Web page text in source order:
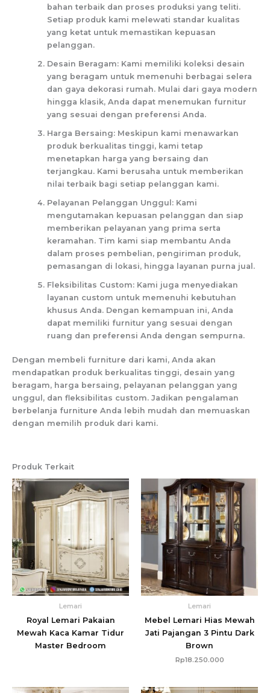
bahan terbaik dan proses produksi yang teliti.
Setiap produk kami melewati standar kualitas
yang ketat untuk memastikan kepuasan
pelanggan.
Desain Beragam: Kami memiliki koleksi desain
yang beragam untuk memenuhi berbagai selera
dan gaya dekorasi rumah. Mulai dari gaya modern
hingga klasik, Anda dapat menemukan furnitur
yang sesuai dengan preferensi Anda.
Harga Bersaing: Meskipun kami menawarkan
produk berkualitas tinggi, kami tetap
menetapkan harga yang bersaing dan
terjangkau. Kami berusaha untuk memberikan
nilai terbaik bagi setiap pelanggan kami.
Pelayanan Pelanggan Unggul: Kami
mengutamakan kepuasan pelanggan dan siap
memberikan pelayanan yang prima serta
keramahan. Tim kami siap membantu Anda
dalam proses pembelian, pengiriman produk,
pemasangan di lokasi, hingga layanan purna jual.
Fleksibilitas Custom: Kami juga menyediakan
layanan custom untuk memenuhi kebutuhan
khusus Anda. Dengan kemampuan ini, Anda
dapat memiliki furnitur yang sesuai dengan
ruang dan preferensi Anda dengan sempurna.
Dengan membeli furniture dari kami, Anda akan
mendapatkan produk berkualitas tinggi, desain yang
beragam, harga bersaing, pelayanan pelanggan yang
unggul, dan fleksibilitas custom. Jadikan pengalaman
berbelanja furniture Anda lebih mudah dan memuaskan
dengan memilih produk dari kami.
Produk Terkait
Lemari
Royal Lemari Pakaian
Mewah Kaca Kamar Tidur
Master Bedroom
Lemari
Mebel Lemari Hias Mewah
Jati Pajangan 3 Pintu Dark
Brown
Rp18.250.000